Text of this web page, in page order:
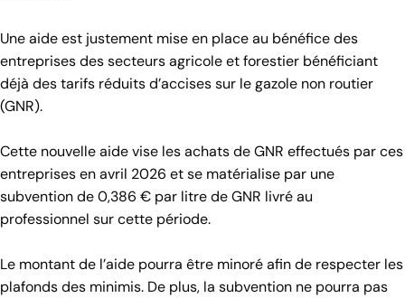
Une aide est justement mise en place au bénéfice des
entreprises des secteurs agricole et forestier bénéficiant
déjà des tarifs réduits d’accises sur le gazole non routier
(GNR).
Cette nouvelle aide vise les achats de GNR effectués par ces
entreprises en avril 2026 et se matérialise par une
subvention de 0,386 € par litre de GNR livré au
professionnel sur cette période.
Le montant de l’aide pourra être minoré afin de respecter les
plafonds des minimis. De plus, la subvention ne pourra pas